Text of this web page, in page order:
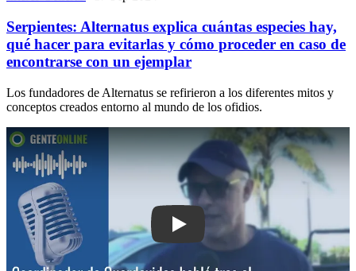
Serpientes: Alternatus explica cuántas especies hay,
qué hacer para evitarlas y cómo proceder en caso de
encontrarse con un ejemplar
Los fundadores de Alternatus se refirieron a los diferentes mitos y
conceptos creados entorno al mundo de los ofidios.
Play: Coordinador de Guardavidas